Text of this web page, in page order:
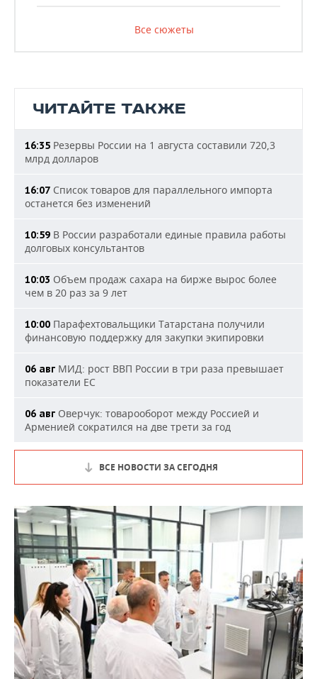
Все сюжеты
ЧИТАЙТЕ ТАКЖЕ
16:35 Резервы России на 1 августа составили 720,3
млрд долларов
16:07 Список товаров для параллельного импорта
останется без изменений
10:59 В России разработали единые правила работы
долговых консультантов
10:03 Объем продаж сахара на бирже вырос более
чем в 20 раз за 9 лет
10:00 Парафехтовальщики Татарстана получили
финансовую поддержку для закупки экипировки
06 авг МИД: рост ВВП России в три раза превышает
показатели ЕС
06 авг Оверчук: товарооборот между Россией и
Арменией сократился на две трети за год
ВСЕ НОВОСТИ ЗА СЕГОДНЯ